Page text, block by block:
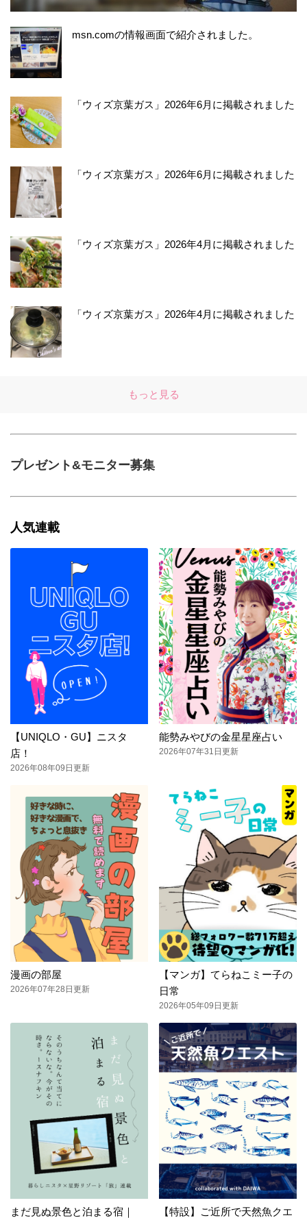
msn.comの情報画面で紹介されました。
「ウィズ京葉ガス」2026年6月に掲載されました
「ウィズ京葉ガス」2026年6月に掲載されました
「ウィズ京葉ガス」2026年4月に掲載されました
「ウィズ京葉ガス」2026年4月に掲載されました
もっと見る
プレゼント&モニター募集
人気連載
【UNIQLO・GU】ニスタ
店！
2026年08年09日更新
能勢みやびの金星星座占い
2026年07年31日更新
漫画の部屋
2026年07年28日更新
【マンガ】てらねこミー子の
日常
2026年05年09日更新
まだ見ぬ景色と泊まる宿｜
【特設】ご近所で天然魚クエ